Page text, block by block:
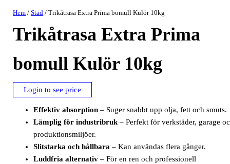
Hem /Städ / Trikåtrasa Extra Prima bomull Kulör 10kg
Trikåtrasa Extra Prima
bomull Kulör 10kg
Login to see price
Effektiv absorption – Suger snabbt upp olja, fett och smuts.
Lämplig för industribruk – Perfekt för verkstäder, garage
produktionsmiljöer.
Slitstarka och hållbara – Kan användas flera gånger.
Luddfria alternativ – För en ren och professionell